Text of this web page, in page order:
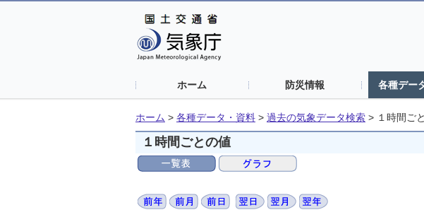
ホーム 防災情報 各種デー
ホーム > 各種データ・資料 > 過去の気象データ検索 > １時間ご
１時間ごとの値